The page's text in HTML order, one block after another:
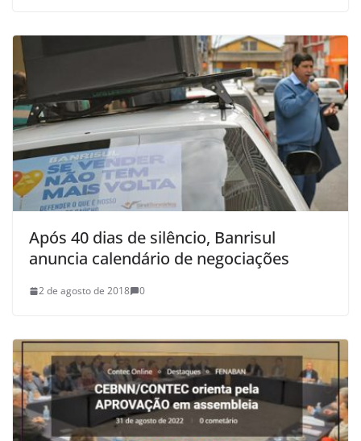
Após 40 dias de silêncio, Banrisul
anuncia calendário de negociações
2 de agosto de 2018 0